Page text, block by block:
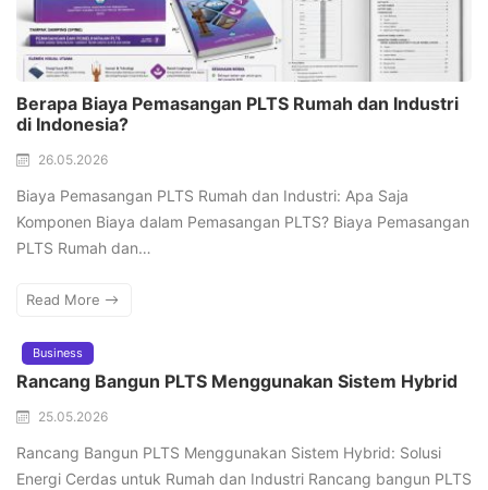
Berapa Biaya Pemasangan PLTS Rumah dan Industri
di Indonesia?
26.05.2026
Biaya Pemasangan PLTS Rumah dan Industri: Apa Saja
Komponen Biaya dalam Pemasangan PLTS? Biaya Pemasangan
PLTS Rumah dan…
Read More
Business
Rancang Bangun PLTS Menggunakan Sistem Hybrid
25.05.2026
Rancang Bangun PLTS Menggunakan Sistem Hybrid: Solusi
Energi Cerdas untuk Rumah dan Industri Rancang bangun PLTS